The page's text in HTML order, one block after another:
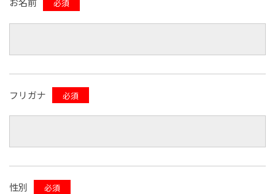
必須
フリガナ 必須
性別 必須